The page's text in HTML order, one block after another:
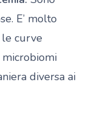
E’ molto
curve
diversa ai